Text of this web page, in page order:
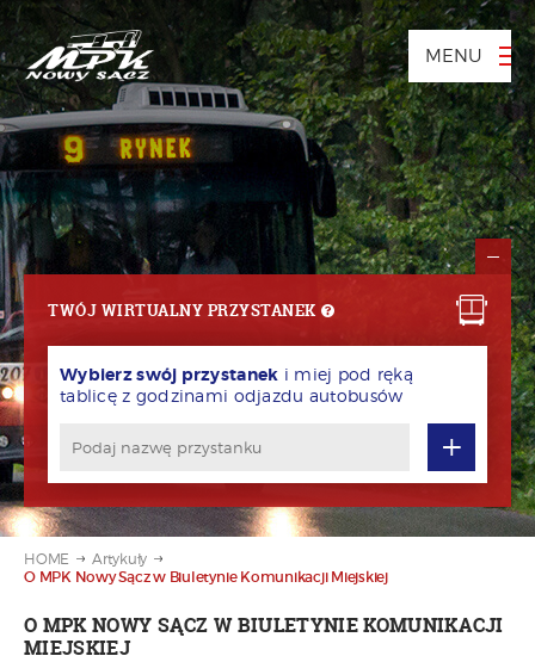
MENU
TWÓJ WIRTUALNY PRZYSTANEK
Wybierz swój przystanek i miej pod ręką
tablicę z godzinami odjazdu autobusów
+
HOME
Artykuły
O MPK Nowy Sącz w Biuletynie Komunikacji Miejskiej
O MPK NOWY SĄCZ W BIULETYNIE KOMUNIKACJI
MIEJSKIEJ